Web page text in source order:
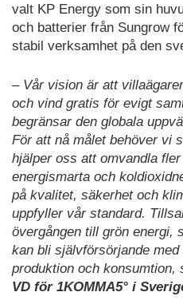
valt KP Energy som sin
och batterier från Sungrow
stabil verksamhet på den
– Vår vision är att
och vind gratis för evigt
begränsar den globala
För att nå målet behöver vi
hjälper oss att omvandla
energismarta och
på kvalitet, säkerhet och
uppfyller vår standard.
övergången till grön energi,
kan bli självförsörjande
produktion och konsumtion,
VD för 1KOMMA5° i